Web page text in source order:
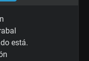
está.